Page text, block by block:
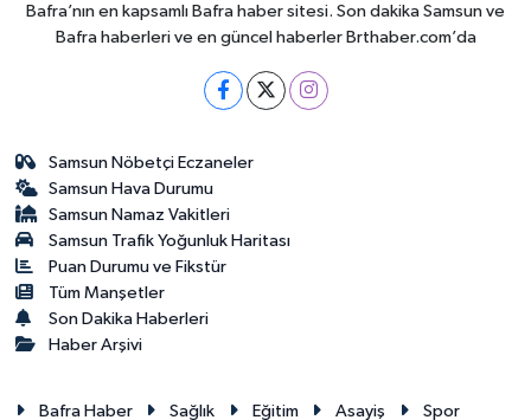
Bafra’nın en kapsamlı Bafra haber sitesi. Son dakika Samsun ve
Bafra haberleri ve en güncel haberler Brthaber.com’da
Samsun Nöbetçi Eczaneler
Samsun Hava Durumu
Samsun Namaz Vakitleri
Samsun Trafik Yoğunluk Haritası
Puan Durumu ve Fikstür
Tüm Manşetler
Son Dakika Haberleri
Haber Arşivi
Bafra Haber Sağlık Eğitim Asayiş Spor